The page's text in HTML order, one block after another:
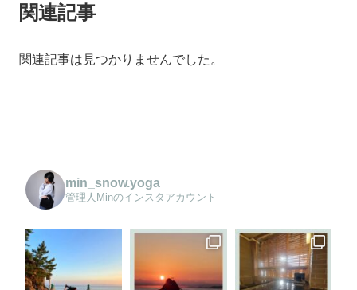
関連記事
関連記事は見つかりませんでした。
min_snow.yoga
管理人Minのインスタアカウント